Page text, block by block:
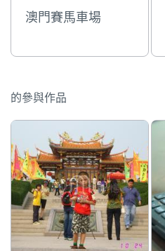
澳門賽馬車場
的參與作品